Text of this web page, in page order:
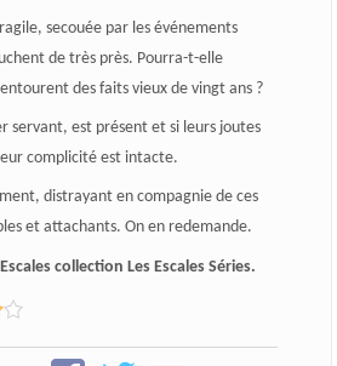
secouée par les événements
de très près. Pourra-t-elle
des faits vieux de vingt ans ?
servant, est présent et si leurs joutes
complicité est intacte.
distrayant en compagnie de ces
et attachants. On en redemande.
collection Les Escales Séries.